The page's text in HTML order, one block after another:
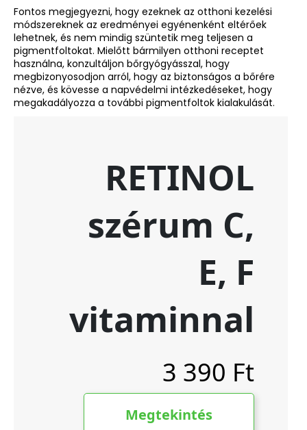
Fontos megjegyezni, hogy ezeknek az otthoni kezelési
módszereknek az eredményei egyénenként eltérőek
lehetnek, és nem mindig szüntetik meg teljesen a
pigmentfoltokat. Mielőtt bármilyen otthoni receptet
használna, konzultáljon bőrgyógyásszal, hogy
megbizonyosodjon arról, hogy az biztonságos a bőrére
nézve, és kövesse a napvédelmi intézkedéseket, hogy
megakadályozza a további pigmentfoltok kialakulását.